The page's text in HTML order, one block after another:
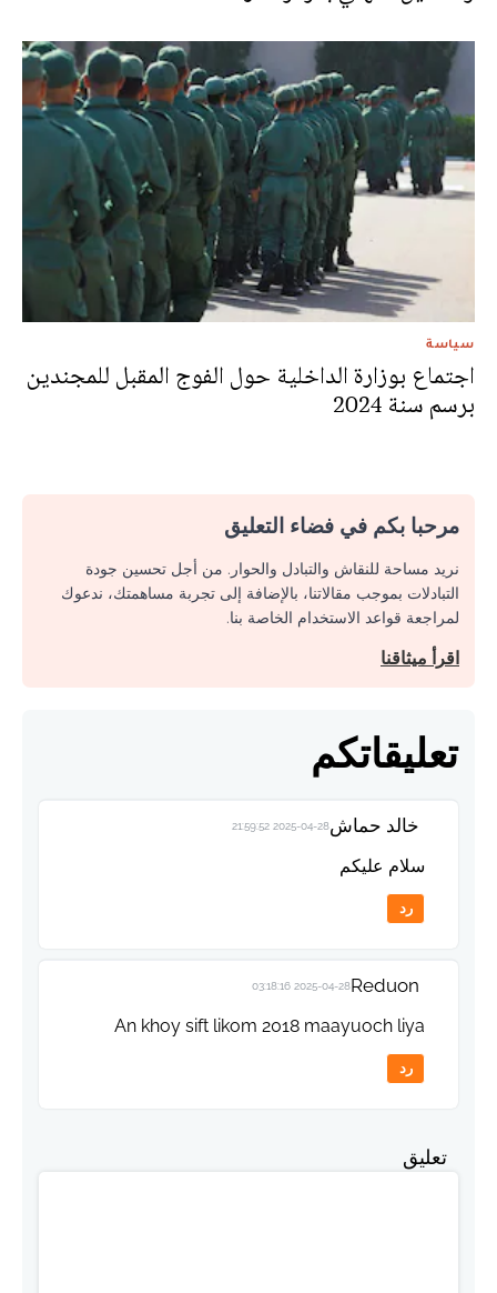
سياسة
اجتماع بوزارة الداخلية حول الفوج المقبل للمجندين
برسم سنة 2024
مرحبا بكم في فضاء التعليق
نريد مساحة للنقاش والتبادل والحوار. من أجل تحسين جودة
التبادلات بموجب مقالاتنا، بالإضافة إلى تجربة مساهمتك، ندعوك
لمراجعة قواعد الاستخدام الخاصة بنا.
اقرأ ميثاقنا
تعليقاتكم
خالد حماش2025-04-28 21:59:52
سلام عليكم
رد
Reduon
2025-04-28 03:18:16
An khoy sift likom 2018 maayuoch liya
رد
تعليق